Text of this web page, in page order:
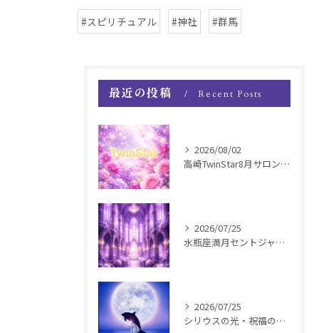
#スピリチュアル #神社 #群馬
最近の投稿 Recent Posts
2026/08/02
高崎TwinStar8月サロンお知らせ
2026/07/25
水瓶座満月セントジャーメインGSVF遠隔お知らせ
2026/07/25
シリウスの光・祝福の波動チャージ遠隔お知らせ〜銀河新年〜